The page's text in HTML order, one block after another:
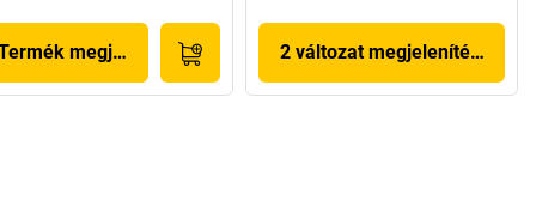
megjelenítése 2 változat megjelenítése